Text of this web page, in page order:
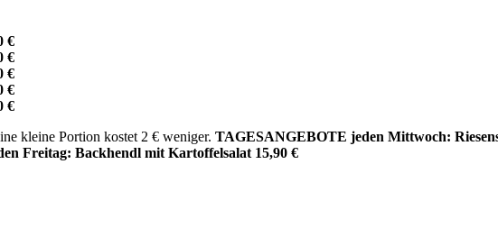
€
€
€
€
€
kleine Portion kostet 2 € weniger. TAGESANGEBOTE jeden Mittwoch:
Freitag: Backhendl mit Kartoffelsalat 15,90 €